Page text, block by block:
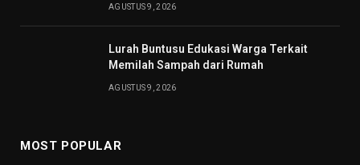
AGUSTUS 9, 2026
Lurah Buntusu Edukasi Warga Terkait
Memilah Sampah dari Rumah
AGUSTUS 9, 2026
MOST POPULAR